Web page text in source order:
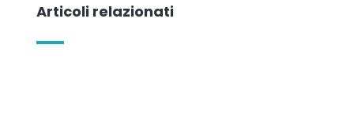
Articoli relazionati